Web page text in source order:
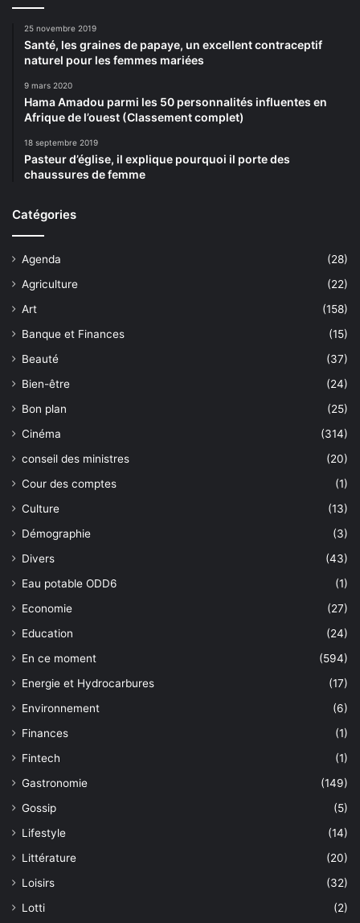
25 novembre 2019
Santé, les graines de papaye, un excellent contraceptif
naturel pour les femmes mariées
9 mars 2020
Hama Amadou parmi les 50 personnalités influentes en
Afrique de l’ouest (Classement complet)
18 septembre 2019
Pasteur d’église, il explique pourquoi il porte des
chaussures de femme
Catégories
Agenda
(28)
Agriculture
(22)
Art
(158)
Banque et Finances
(15)
Beauté
(37)
Bien-être
(24)
Bon plan
(25)
Cinéma
(314)
conseil des ministres
(20)
Cour des comptes
(1)
Culture
(13)
Démographie
(3)
Divers
(43)
Eau potable ODD6
(1)
Economie
(27)
Education
(24)
En ce moment
(594)
Energie et Hydrocarbures
(17)
Environnement
(6)
Finances
(1)
Fintech
(1)
Gastronomie
(149)
Gossip
(5)
Lifestyle
(14)
Littérature
(20)
Loisirs
(32)
Lotti
(2)